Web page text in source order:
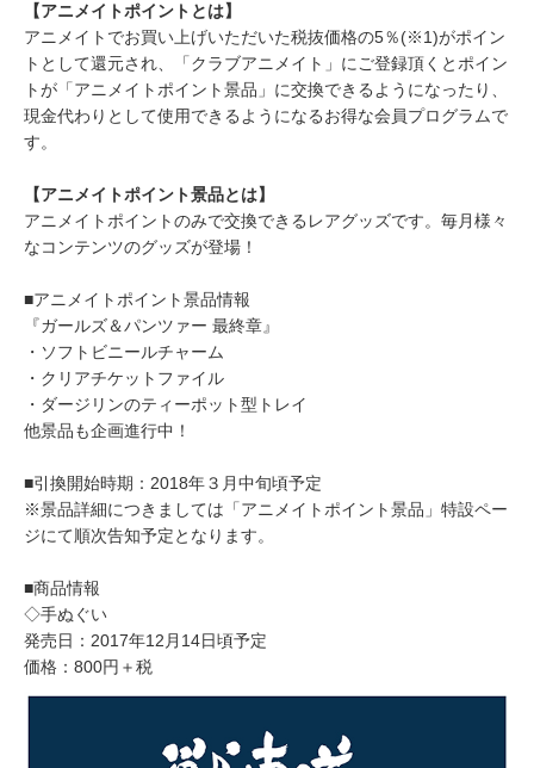
【アニメイトポイントとは】
アニメイトでお買い上げいただいた税抜価格の5％(※1)がポイン
トとして還元され、「クラブアニメイト」にご登録頂くとポイン
トが「アニメイトポイント景品」に交換できるようになったり、
現金代わりとして使用できるようになるお得な会員プログラムで
す。
【アニメイトポイント景品とは】
アニメイトポイントのみで交換できるレアグッズです。毎月様々
なコンテンツのグッズが登場！
■アニメイトポイント景品情報
『ガールズ＆パンツァー 最終章』
・ソフトビニールチャーム
・クリアチケットファイル
・ダージリンのティーポット型トレイ
他景品も企画進行中！
■引換開始時期：2018年３月中旬頃予定
※景品詳細につきましては「アニメイトポイント景品」特設ペー
ジにて順次告知予定となります。
■商品情報
◇手ぬぐい
発売日：2017年12月14日頃予定
価格：800円＋税